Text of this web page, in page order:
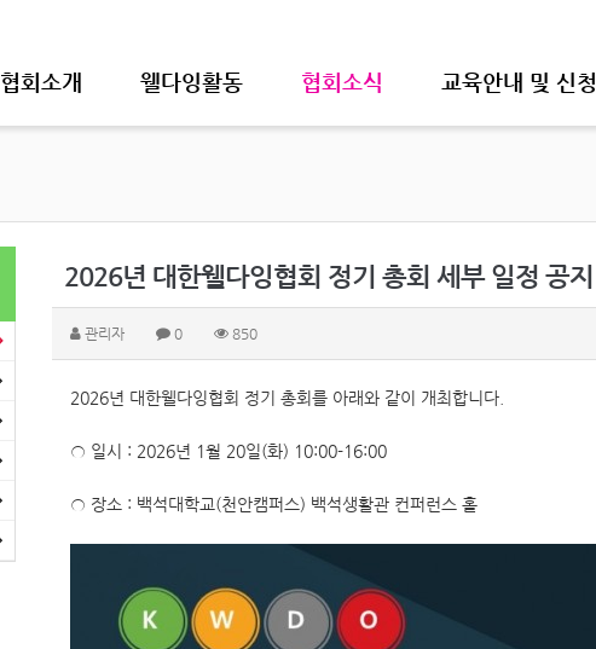
협회소개 웰다잉활동 협회소식 교육안내 및 신청
2026년 대한웰다잉협회 정기 총회 세부 일정 공지
관리자 0 850
2026년 대한웰다잉협회 정기 총회를 아래와 같이 개최합니다.
○ 일시 : 2026년 1월 20일(화) 10:00-16:00
○ 장소 : 백석대학교(천안캠퍼스) 백석생활관 컨퍼런스 홀